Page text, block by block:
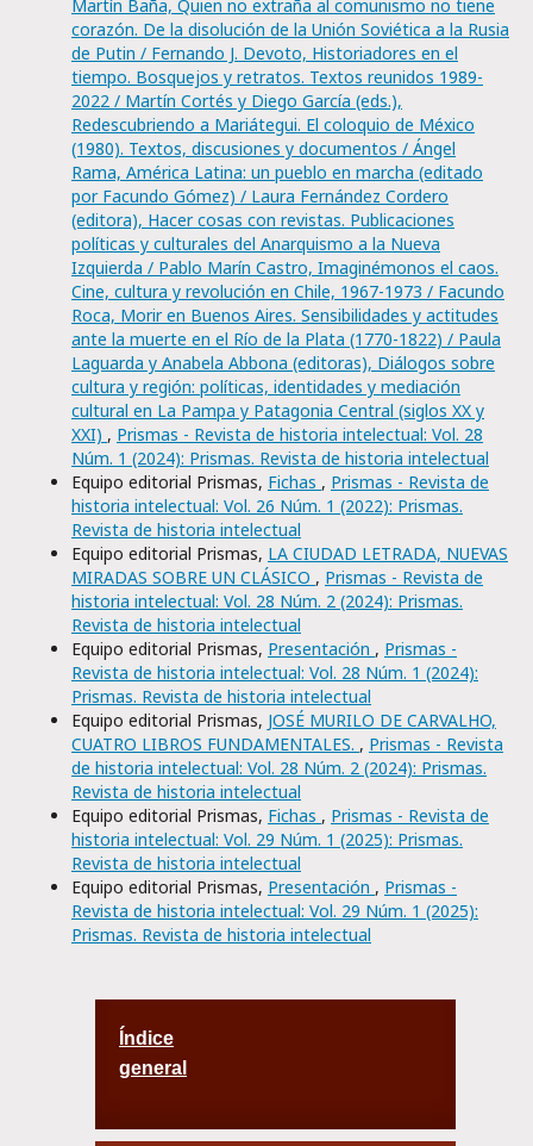
Martín Baña, Quien no extraña al comunismo no tiene
corazón. De la disolución de la Unión Soviética a la Rusia
de Putin / Fernando J. Devoto, Historiadores en el
tiempo. Bosquejos y retratos. Textos reunidos 1989-
2022 / Martín Cortés y Diego García (eds.),
Redescubriendo a Mariátegui. El coloquio de México
(1980). Textos, discusiones y documentos / Ángel
Rama, América Latina: un pueblo en marcha (editado
por Facundo Gómez) / Laura Fernández Cordero
(editora), Hacer cosas con revistas. Publicaciones
políticas y culturales del Anarquismo a la Nueva
Izquierda / Pablo Marín Castro, Imaginémonos el caos.
Cine, cultura y revolución en Chile, 1967-1973 / Facundo
Roca, Morir en Buenos Aires. Sensibilidades y actitudes
ante la muerte en el Río de la Plata (1770-1822) / Paula
Laguarda y Anabela Abbona (editoras), Diálogos sobre
cultura y región: políticas, identidades y mediación
cultural en La Pampa y Patagonia Central (siglos XX y
XXI) , Prismas - Revista de historia intelectual: Vol. 28
Núm. 1 (2024): Prismas. Revista de historia intelectual
Equipo editorial Prismas, Fichas , Prismas - Revista de
historia intelectual: Vol. 26 Núm. 1 (2022): Prismas.
Revista de historia intelectual
Equipo editorial Prismas, LA CIUDAD LETRADA, NUEVAS
MIRADAS SOBRE UN CLÁSICO , Prismas - Revista de
historia intelectual: Vol. 28 Núm. 2 (2024): Prismas.
Revista de historia intelectual
Equipo editorial Prismas, Presentación , Prismas -
Revista de historia intelectual: Vol. 28 Núm. 1 (2024):
Prismas. Revista de historia intelectual
Equipo editorial Prismas, JOSÉ MURILO DE CARVALHO,
CUATRO LIBROS FUNDAMENTALES. , Prismas - Revista
de historia intelectual: Vol. 28 Núm. 2 (2024): Prismas.
Revista de historia intelectual
Equipo editorial Prismas, Fichas , Prismas - Revista de
historia intelectual: Vol. 29 Núm. 1 (2025): Prismas.
Revista de historia intelectual
Equipo editorial Prismas, Presentación , Prismas -
Revista de historia intelectual: Vol. 29 Núm. 1 (2025):
Prismas. Revista de historia intelectual
Índice
general